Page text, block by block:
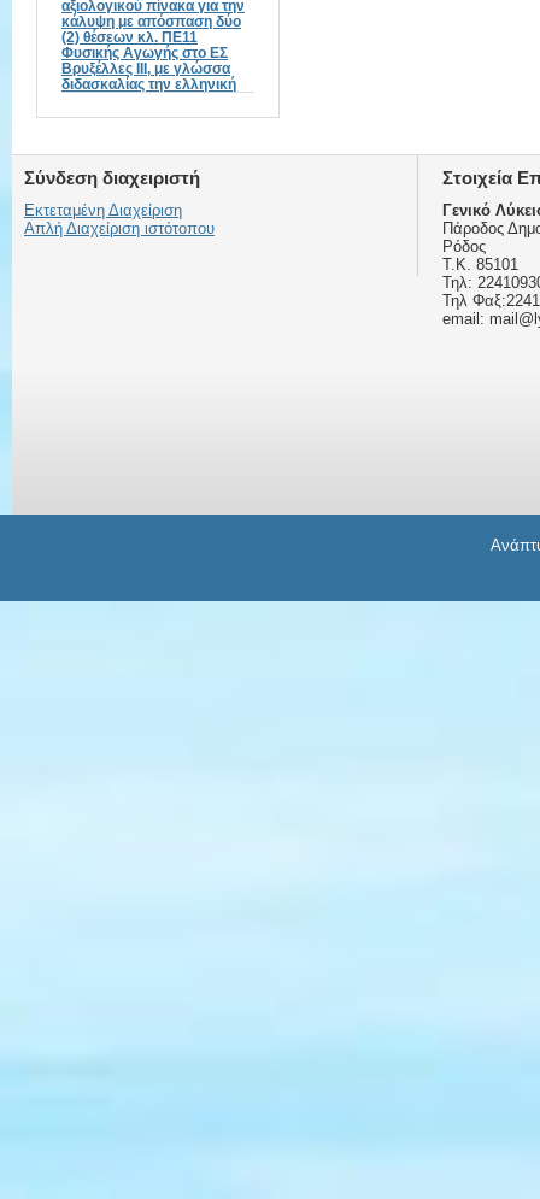
αξιολογικού πίνακα για την
κάλυψη με απόσπαση δύο
(2) θέσεων κλ. ΠΕ11
Φυσικής Αγωγής στο ΕΣ
Βρυξέλλες ΙΙΙ, με γλώσσα
διδασκαλίας την ελληνική
Σύνδεση διαχειριστή
Εκτεταμένη Διαχείριση
Απλή Διαχείριση ιστότοπου
Στοιχεία
Γενικό
Πάροδος
Ρόδος
Τ.Κ. 85101
Τηλ:
Τηλ
email: